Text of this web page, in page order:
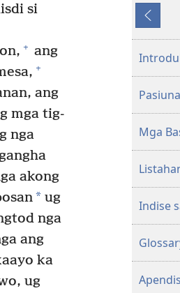
si
+ ang
+
ang
mga tig-
nga
akong
* ug
nga
ang
ka
ug
Miagi
Mga
Indise